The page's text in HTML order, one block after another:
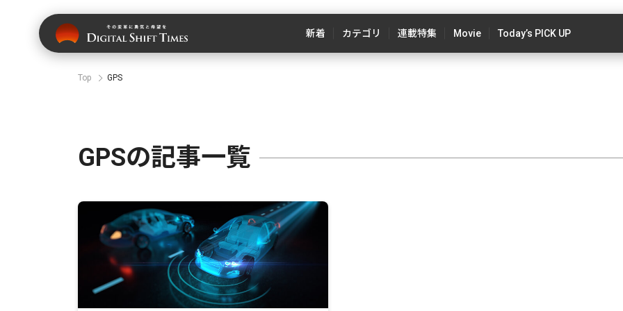
新着 カテゴリ 連載特集 Movie Today’s PICK UP
Top GPS
GPSの記事一覧